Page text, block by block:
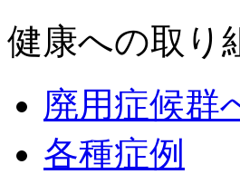
健康への取り
廃用症候群
各種症例